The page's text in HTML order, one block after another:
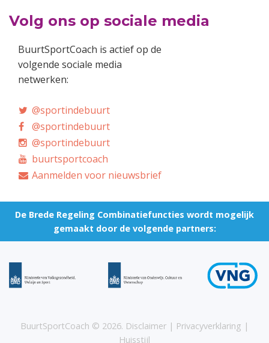
Volg ons op sociale media
BuurtSportCoach is actief op de
volgende sociale media
netwerken:
@sportindebuurt
@sportindebuurt
@sportindebuurt
buurtsportcoach
Aanmelden voor nieuwsbrief
De Brede Regeling Combinatiefuncties wordt mogelijk
gemaakt door de volgende partners:
BuurtSportCoach © 2026. Disclaimer | Privacyverklaring |
Huisstijl